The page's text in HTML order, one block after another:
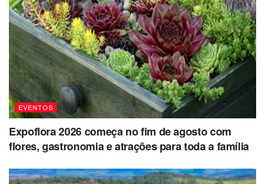
EVENTOS
Expoflora 2026 começa no fim de agosto com
flores, gastronomia e atrações para toda a família